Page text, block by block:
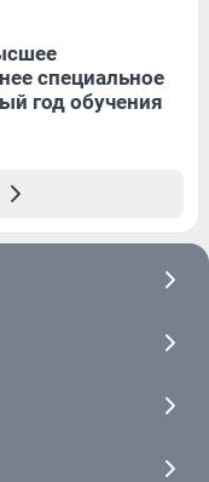
специальное
год обучения